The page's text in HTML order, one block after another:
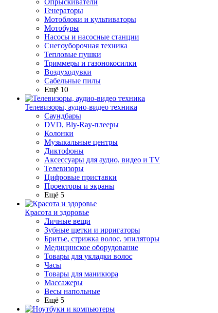
Опрыскиватели
Генераторы
Мотоблоки и культиваторы
Мотобуры
Насосы и насосные станции
Снегоуборочная техника
Тепловые пушки
Триммеры и газонокосилки
Воздуходувки
Сабельные пилы
Ещё 10
Телевизоры, аудио-видео техника
Саундбары
DVD, Bly-Ray-плееры
Колонки
Музыкальные центры
Диктофоны
Аксессуары для аудио, видео и TV
Телевизоры
Цифровые приставки
Проекторы и экраны
Ещё 5
Красота и здоровье
Личные вещи
Зубные щетки и ирригаторы
Бритье, стрижка волос, эпиляторы
Медицинское оборудование
Товары для укладки волос
Часы
Товары для маникюра
Массажеры
Весы напольные
Ещё 5